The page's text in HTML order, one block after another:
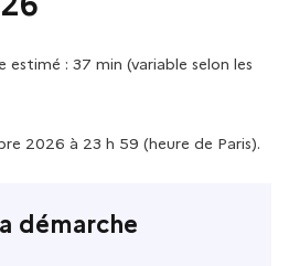
estimé : 37 min (variable selon les
2026 à 23 h 59 (heure de Paris).
démarche